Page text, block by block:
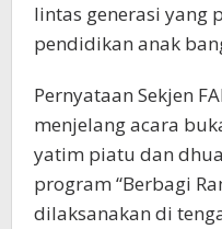
lintas generasi yang
pendidikan anak
Pernyataan Sekjen
menjelang acara
yatim piatu dan
program “Berbagi
dilaksanakan di